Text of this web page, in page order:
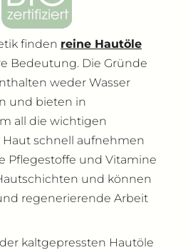
finden reine Hautöle
Bedeutung. Die Gründe
weder Wasser
und bieten in
all die wichtigen
Haut schnell aufnehmen
Pflegestoffe und Vitamine
und können
regenerierende Arbeit
kaltgepressten Hautöle